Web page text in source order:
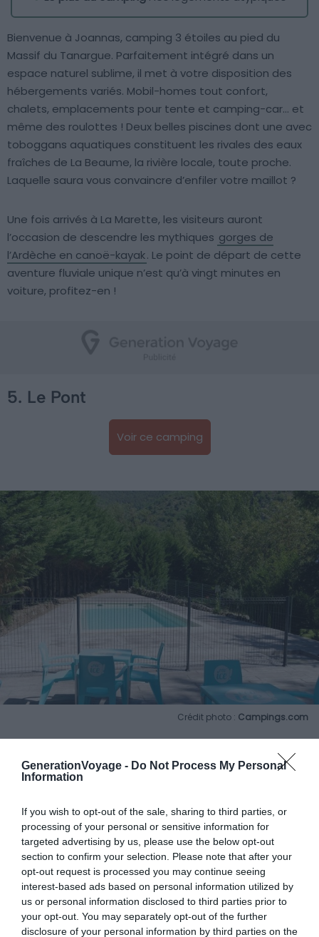
GenerationVoyage - Do Not Process My Personal
Information
If you wish to opt-out of the sale, sharing to third parties, or
processing of your personal or sensitive information for
targeted advertising by us, please use the below opt-out
section to confirm your selection. Please note that after your
opt-out request is processed you may continue seeing
interest-based ads based on personal information utilized by
us or personal information disclosed to third parties prior to
your opt-out. You may separately opt-out of the further
disclosure of your personal information by third parties on the
Bienvenue à Joannas, camping 3 étoiles au pied du
Massif du Tanargue. Parfaitement intégré dans un
espace naturel sublime, il met à votre disposition des
hébergements variés. Mobil-homes tout confort,
chalets, emplacements pour tente et camping-car… et
même des roulottes ! Deux belles piscines dont une avec
toboggans aquatiques constituent les rivales des eaux
fraîches de La Beaume, la rivière locale, toute proche.
Laquelle saura vous convaincre d’enfiler votre maillot ?
Une fois arrivés à La Marette, les visiteurs auront
l’occasion de descendre les mythiques gorges de
l’Ardèche en canoë-kayak. Le point de départ de cette
aventure fluviale unique n’est qu’à vingt minutes en
voiture, profitez-en !
5. Le Pont
Voir ce camping
Crédit photo : Campings.com
Destination: Rivière-sur-Tarn (Aveyron)
Étoiles: ★★★
Le plus du camping: les commodités intégrées
C’est juste à l’entrée desgorges du Tarnque nous
avons déniché ce superbe camping dans les Cévennes.
On ne manque de rien : des emplacements de 100 m²,
une épicerie, un dépôt de pain et viennoiseries ainsi